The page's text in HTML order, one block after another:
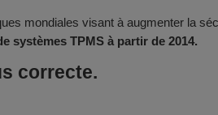
mondiales visant à augmenter la
systèmes TPMS à partir de 2014.
correcte.